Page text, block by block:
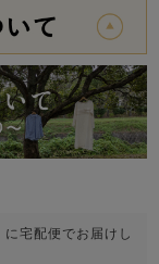
に宅配便 でお届けし